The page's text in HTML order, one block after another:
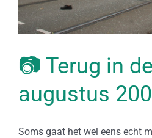
📷 Terug in
augustus
Soms gaat het wel eens echt